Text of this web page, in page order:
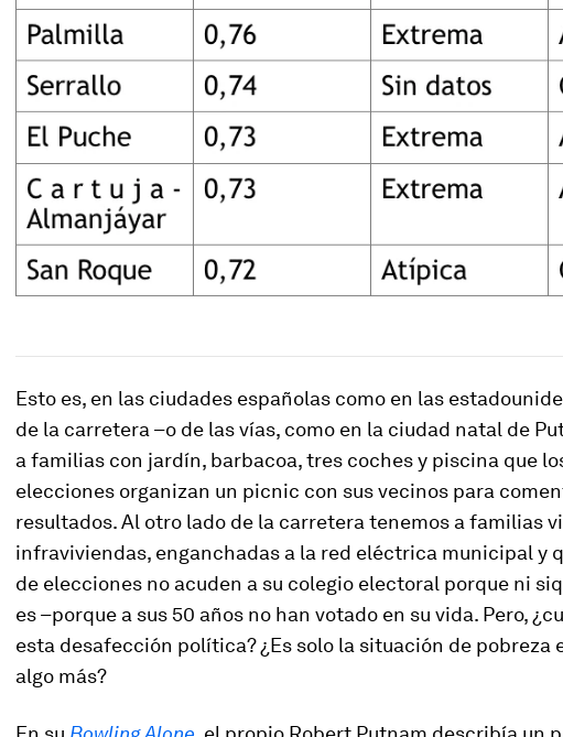
Esto es, en las ciudades españolas como en las
de la carretera –o de las vías, como en la ciudad natal de
a familias con jardín, barbacoa, tres coches y piscina que
elecciones organizan un picnic con sus vecinos para
resultados. Al otro lado de la carretera tenemos a familias
infraviviendas, enganchadas a la red eléctrica municipal y
de elecciones no acuden a su colegio electoral porque ni
es –porque a sus 50 años no han votado en su vida. Pero,
esta desafección política? ¿Es solo la situación de pobreza
algo más?